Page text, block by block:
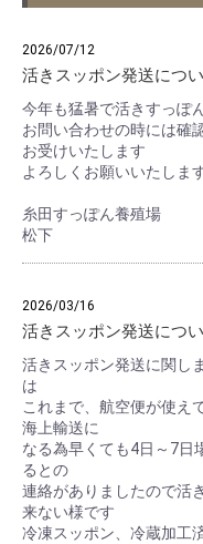
2026/07/12
活きスッポン発送につ
今年も猛暑で活きすっぽ
お問い合わせの時には確
お受けいたします
よろしくお願いいたします
糸田すっぽん養殖場
松下
2026/03/16
活きスッポン発送につ
活きスッポン発送に関し
は
これまで、航空便が使え
海上輸送に
なる為早くても4日～7日
るとの
連絡がありましたので活
来ない様です
冷凍スッポン、冷蔵加工